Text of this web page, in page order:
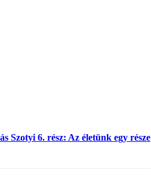
Szotyi 6. rész: Az életünk egy része